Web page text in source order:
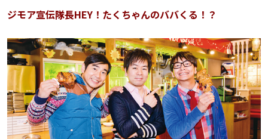
ジモア宣伝隊長HEY！たくちゃんのババくる！？